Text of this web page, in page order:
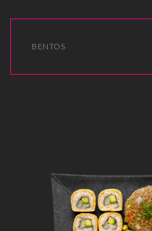
BENTOS